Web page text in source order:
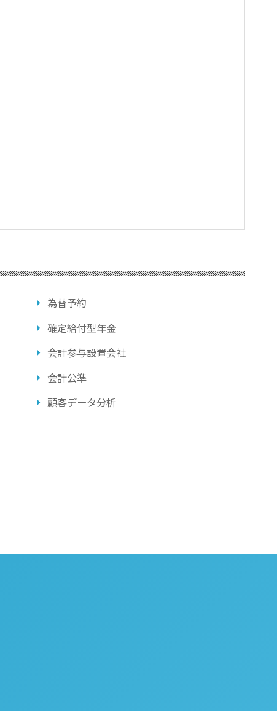
為替予約
確定給付型年金
会計参与設置会社
会計公準
顧客データ分析